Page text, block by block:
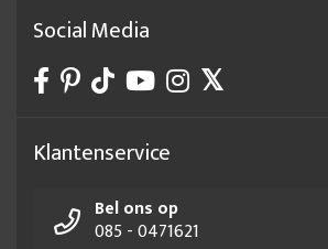
Social Media
Klantenservice
Bel ons op
085 - 0471621